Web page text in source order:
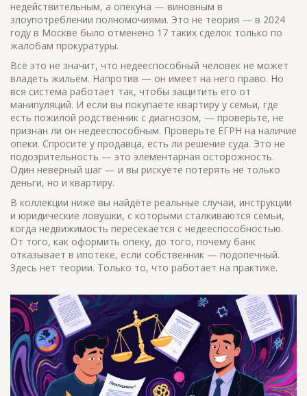
недействительным, а опекуна — виновным в
злоупотреблении полномочиями. Это не теория — в 2024
году в Москве было отменено 17 таких сделок только по
жалобам прокуратуры.
Всё это не значит, что недееспособный человек не может
владеть жильём. Напротив — он имеет на него право. Но
вся система работает так, чтобы защитить его от
манипуляций. И если вы покупаете квартиру у семьи, где
есть пожилой родственник с диагнозом, — проверьте, не
признан ли он недееспособным. Проверьте ЕГРН на наличие
опеки. Спросите у продавца, есть ли решение суда. Это не
подозрительность — это элементарная осторожность.
Один неверный шаг — и вы рискуете потерять не только
деньги, но и квартиру.
В коллекции ниже вы найдёте реальные случаи, инструкции
и юридические ловушки, с которыми сталкиваются семьи,
когда недвижимость пересекается с недееспособностью.
От того, как оформить опеку, до того, почему банк
отказывает в ипотеке, если собственник — подопечный.
Здесь нет теории. Только то, что работает на практике.